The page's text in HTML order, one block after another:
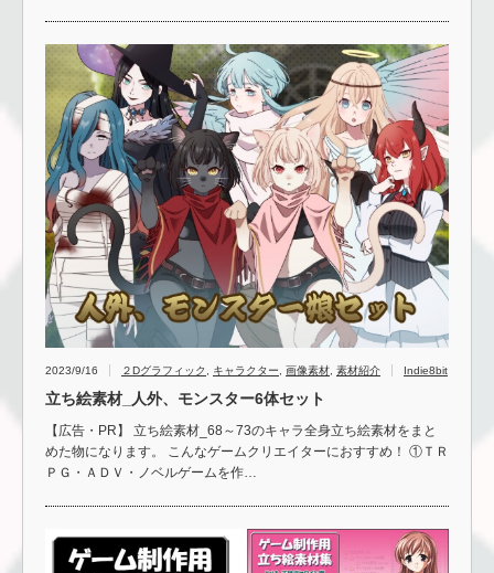
2023/9/16 ２Dグラフィック キャラクター 画像素材 素材紹介 Indie8bit
立ち絵素材_人外、モンスター6体セット
【広告・PR】 立ち絵素材_68～73のキャラ全身立ち絵素材をまと
めた物になります。 こんなゲームクリエイターにおすすめ！ ①ＴＲ
ＰＧ・ＡＤＶ・ノベルゲームを作…